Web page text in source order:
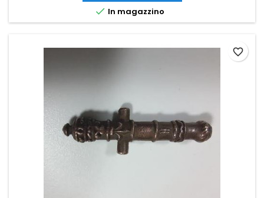
 In magazzino
favorite_border